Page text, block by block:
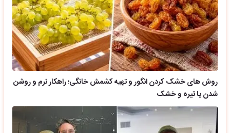
روش های خشک کردن انگور و تهیه کشمش خانگی؛ راهکار نرم و روشن
شدن یا تیره و خشک